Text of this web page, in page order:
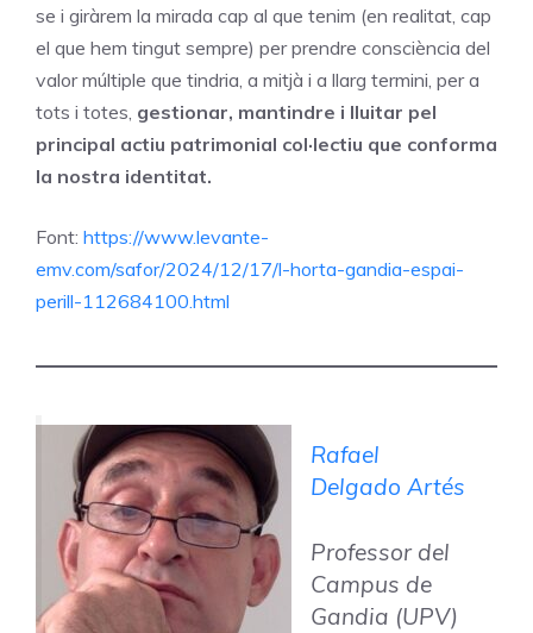
se i giràrem la mirada cap al que tenim (en realitat, cap
el que hem tingut sempre) per prendre consciència del
valor múltiple que tindria, a mitjà i a llarg termini, per a
tots i totes, gestionar, mantindre i lluitar pel
principal actiu patrimonial col·lectiu que conforma
la nostra identitat.
Font: https://www.levante-
emv.com/safor/2024/12/17/l-horta-gandia-espai-
perill-112684100.html
Rafael
Delgado Artés
Professor del
Campus de
Gandia (UPV)